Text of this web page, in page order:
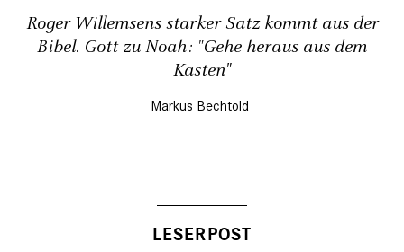
Roger Willemsens starker Satz kommt aus der
Bibel. Gott zu Noah: "Gehe heraus aus dem
Kasten"
Markus Bechtold